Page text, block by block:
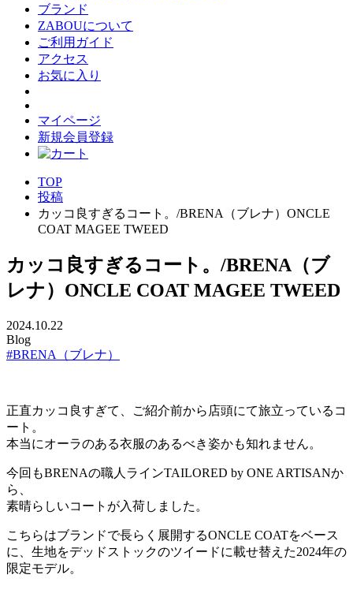
ブランド
ZABOUについて
ご利用ガイド
アクセス
お気に入り
マイページ
新規会員登録
TOP
投稿
カッコ良すぎるコート。/BRENA（ブレナ）ONCLE
COAT MAGEE TWEED
カッコ良すぎるコート。/BRENA（ブ
レナ）ONCLE COAT MAGEE TWEED
2024.10.22
Blog
#BRENA（ブレナ）
正直カッコ良すぎて、ご紹介前から店頭にて旅立っているコ
ート。
本当にオーラのある衣服のあるべき姿かも知れません。
今回もBRENAの職人ラインTAILORED by ONE ARTISANか
ら、
素晴らしいコートが入荷しました。
こちらはブランドで長らく展開するONCLE COATをベース
に、生地をデッドストックのツイードに載せ替えた2024年の
限定モデル。